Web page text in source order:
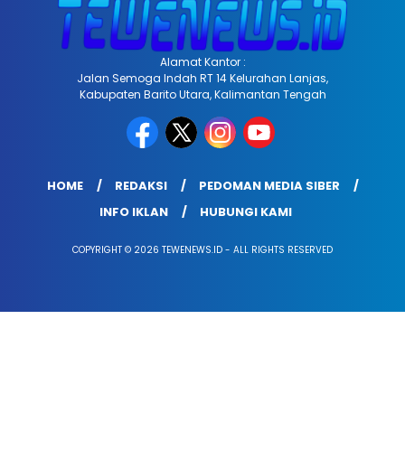
Alamat Kantor :
Jalan Semoga Indah RT 14 Kelurahan Lanjas,
Kabupaten Barito Utara, Kalimantan Tengah
HOME REDAKSI
PEDOMAN MEDIA SIBER
INFO IKLAN
HUBUNGI KAMI
COPYRIGHT © 2026 TEWENEWS.ID - ALL RIGHTS RESERVED